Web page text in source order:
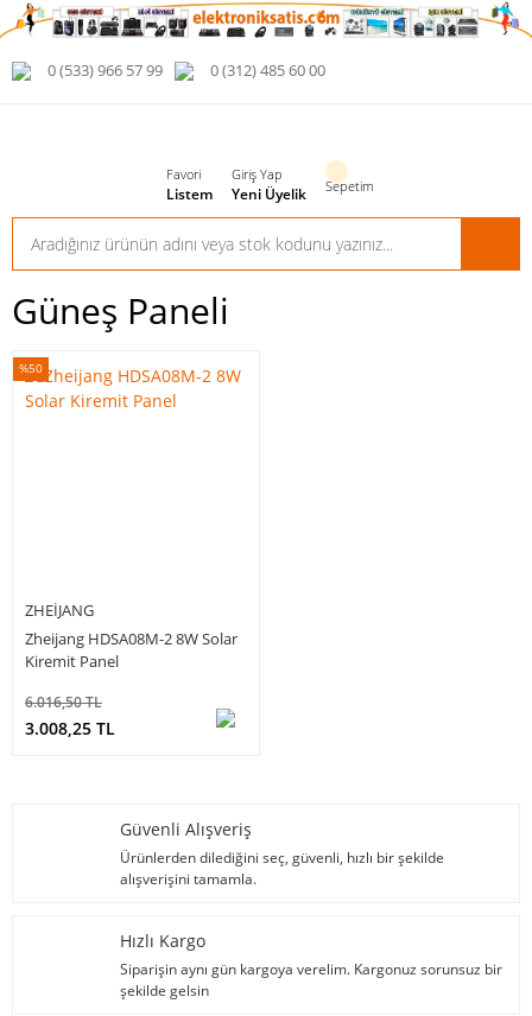
0 (533) 966 57 99 0 (312) 485 60 00
Favori
Listem
Giriş Yap
Yeni Üyelik Sepetim
Güneş Paneli
ZHEIJANG
Zheijang HDSA08M-2 8W Solar
Kiremit Panel
%50
6.016,50 TL
3.008,25 TL
Güvenli Alışveriş
Ürünlerden dilediğini seç, güvenli, hızlı bir şekilde
alışverişini tamamla.
Hızlı Kargo
Siparişin aynı gün kargoya verelim. Kargonuz sorunsuz bir
şekilde gelsin